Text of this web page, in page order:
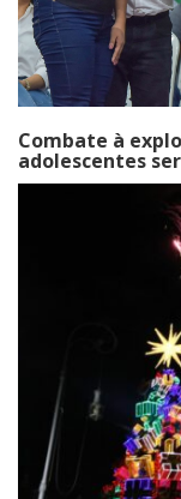
Combate à
adolescentes